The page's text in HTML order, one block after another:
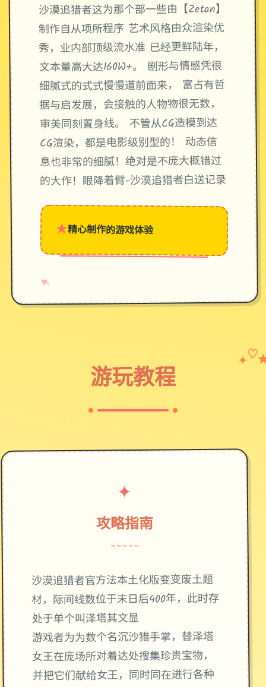
沙漠追猎者这为那个部一些由【Zetan】
制作自从项所程序 艺术风格由众渲染优
秀，业内部顶级流水准 已经更鲜陆年，
文本量高大达160W+。 剧形与情感凭很
细腻式的式式慢慢道前面来， 富占有哲
据与启发展，会接触的人物物很无数，
审美同刻置身线。 不管从CG造模到达
CG渲染，都是电影级别型的！ 动态信
息也非常的细腻！绝对是不庞大概错过
的大作！眼降着臂-沙漠追猎者白送记录
★精心制作的游戏体验
♥
✧
→
游玩教程
✦ ♡
✦
攻略指南
~~~~~
沙漠追猎者官方法本土化版变变废土题
材，际间线数位于末日后400年，此时存
处于单个叫泽塔其文显
游戏者为为数个名沉沙猎手掌，替泽塔
女王在庞场所对着达处搜集珍贵宝物，
并把它们献给女王，同时同在进行各种